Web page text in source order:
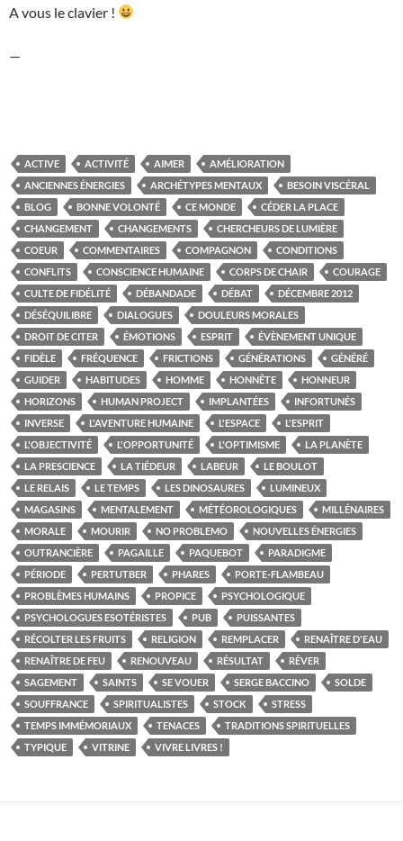
A vous le clavier !
—
ACTIVE ACTIVITÉ AIMER
AMÉLIORATION
ANCIENNES ÉNERGIES
ARCHÉTYPES MENTAUX
BESOIN VISCÉRAL
BLOG
BONNE VOLONTÉ CE MONDE
CÉDER LA PLACE
CHANGEMENT
CHANGEMENTS
CHERCHEURS DE LUMIÈRE
COEUR
COMMENTAIRES COMPAGNON
CONDITIONS
CONFLITS
CONSCIENCE HUMAINE CORPS DE CHAIR
COURAGE
CULTE DE FIDÉLITÉ
DÉBANDADE DÉBAT
DÉCEMBRE 2012
DÉSÉQUILIBRE
DIALOGUES
DOULEURS MORALES
DROIT DE CITER
ÉMOTIONS ESPRIT
ÉVÈNEMENT UNIQUE
FIDÈLE
FRÉQUENCE FRICTIONS GÉNÉRATIONS
GÉNÉRÉ
GUIDER
HABITUDES HOMME HONNÊTE
HONNEUR
HORIZONS
HUMAN PROJECT IMPLANTÉES
INFORTUNÉS
INVERSE
L'AVENTURE HUMAINE L'ESPACE
L'ESPRIT
L'OBJECTIVITÉ
L'OPPORTUNITÉ L'OPTIMISME
LA PLANÈTE
LA PRESCIENCE
LA TIÉDEUR LABEUR
LE BOULOT
LE RELAIS
LE TEMPS LES DINOSAURES
LUMINEUX
MAGASINS
MENTALEMENT MÉTÉOROLOGIQUES
MILLÉNAIRES
MORALE
MOURIR NO PROBLEMO
NOUVELLES ÉNERGIES
OUTRANCIÈRE
PAGAILLE PAQUEBOT
PARADIGME
PÉRIODE
PERTUTBER PHARES
PORTE-FLAMBEAU
PROBLÈMES HUMAINS
PROPICE
PSYCHOLOGIQUE
PSYCHOLOGUES ESOTÉRISTES
PUB
PUISSANTES
RÉCOLTER LES FRUITS
RELIGION REMPLACER
RENAÎTRE D'EAU
RENAÎTRE DE FEU
RENOUVEAU RÉSULTAT
RÊVER
SAGEMENT
SAINTS SE VOUER SERGE BACCINO
SOLDE
SOUFFRANCE
SPIRITUALISTES STOCK
STRESS
TEMPS IMMÉMORIAUX
TENACES
TRADITIONS SPIRITUELLES
TYPIQUE
VITRINE VIVRE LIVRES !